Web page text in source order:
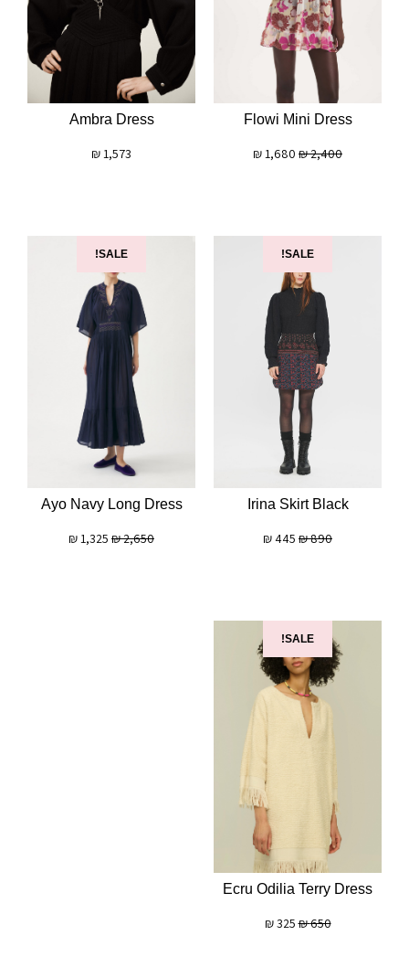
Flowi Mini Dress
2,400
₪
1,680
₪
Ambra Dress
1,573
₪
SALE!
Irina Skirt Black
890
₪
445
₪
SALE!
Ayo Navy Long Dress
2,650
₪
1,325
₪
SALE!
Ecru Odilia Terry Dress
650
₪
325
₪